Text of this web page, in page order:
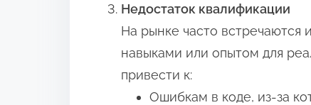
Недостаток квалификации
На рынке часто
навыками или опытом для
привести к:
Ошибкам в коде, из-за